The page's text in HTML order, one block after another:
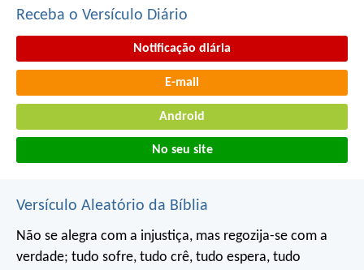
Receba o Versículo Diário
Notificação diária
E-mail
Android
No seu site
Versículo Aleatório da Bíblia
Não se alegra com a injustiça, mas regozija-se com a
verdade; tudo sofre, tudo crê, tudo espera, tudo